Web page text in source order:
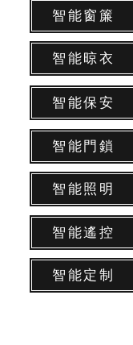
智能窗簾
智能晾衣
智能保安
智能門鎖
智能照明
智能遙控
智能定制